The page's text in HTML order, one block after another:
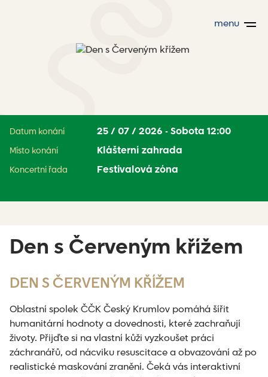
menu
Datum konání 25 / 07 / 2026 - Sobota 12:00
Místo konání Klášterní zahrada
Koncertní řada Festivalová zóna
Den s Červeným křížem
DEN S ČERVENÝM KŘÍŽEM
Oblastní spolek ČČK Český Krumlov pomáhá šířit
humanitární hodnoty a dovednosti, které zachraňují
životy. Přijďte si na vlastní kůži vyzkoušet práci
záchranářů, od nácviku resuscitace a obvazování až po
realistické maskování zranění. Čeká vás interaktivní